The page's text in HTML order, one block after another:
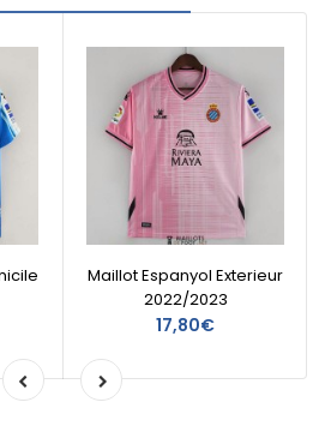
Maillot Espanyol Exterieur
2022/2023
17,80€